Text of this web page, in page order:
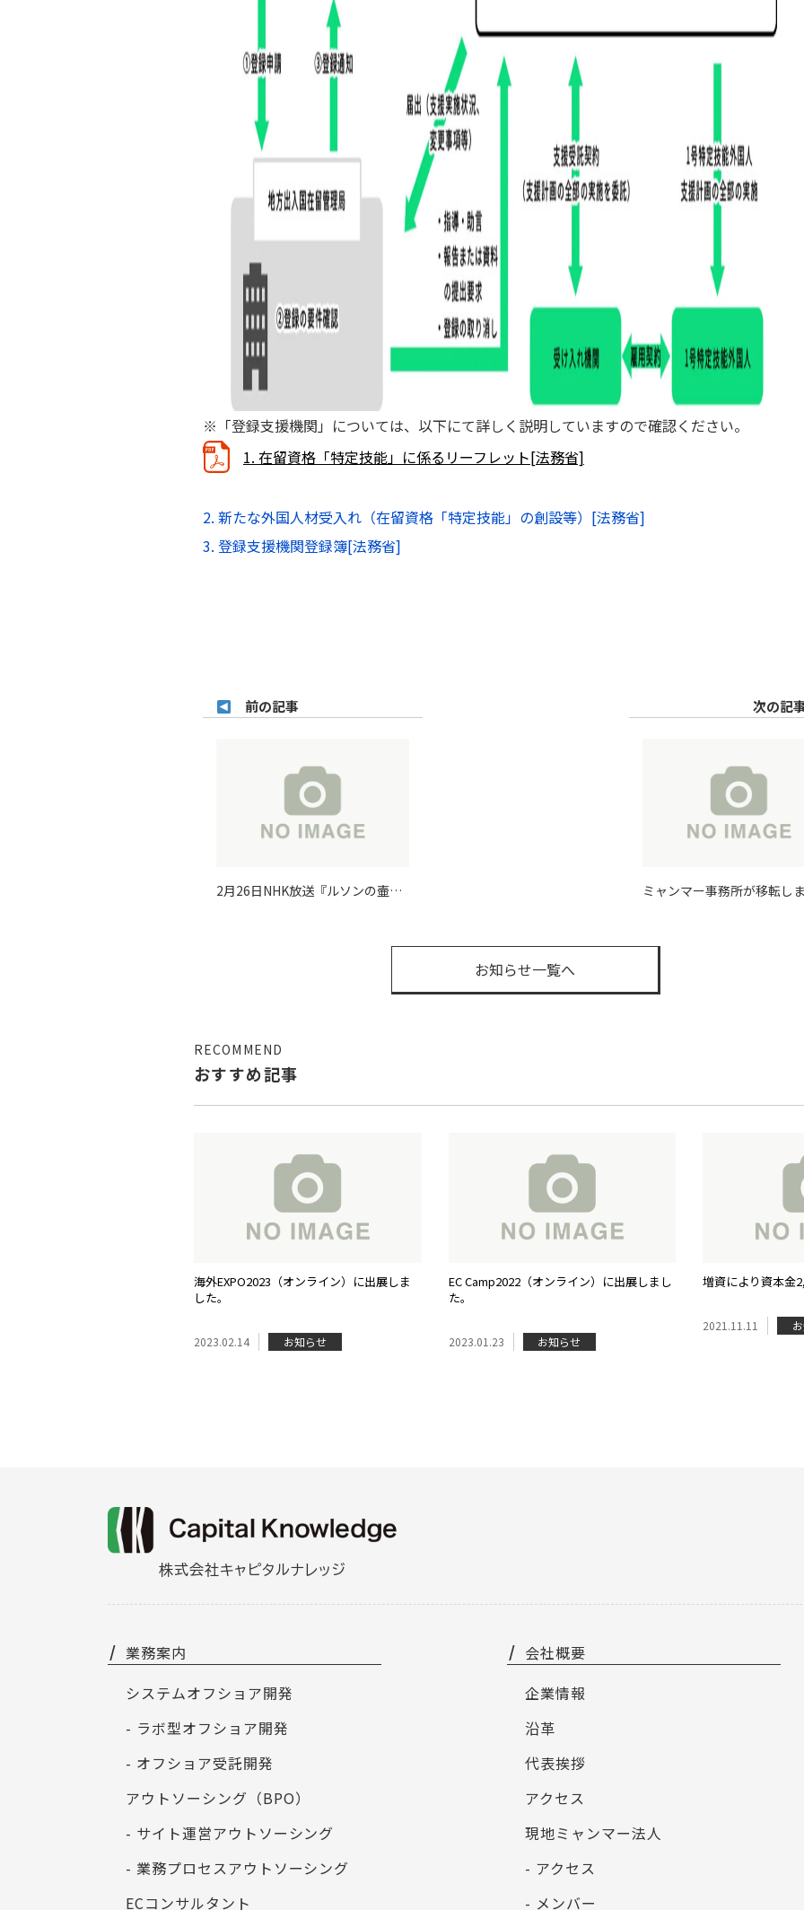
※「登録支援機関」については、以下にて詳しく説明していますので確認ください。
1. 在留資格「特定技能」に係るリーフレット[法務省]
2. 新たな外国人材受入れ（在留資格「特定技能」の創設等）[法務省]
3. 登録支援機関登録簿[法務省]
前の記事
2月26日NHK放送『ルソンの壷
次の
ミャンマー事務所が移転し
お知らせ一覧へ
RECOMMEND
おすすめ記事
海外EXPO2023（オンライン）に出展しま
した。
2023.02.14 お知らせ
EC Camp2022（オンライン）に出展しまし
た。
2023.01.23 お知らせ
増資により資本金
2021.11.11
株式会社キャピタルナレッジ
業務案内
システムオフショア開発
- ラボ型オフショア開発
- オフショア受託開発
アウトソーシング（BPO）
- サイト運営アウトソーシング
- 業務プロセスアウトソーシング
ECコンサルタント
会社概要
企業情報
沿革
代表挨拶
アクセス
現地ミャンマー法人
- アクセス
- メンバー